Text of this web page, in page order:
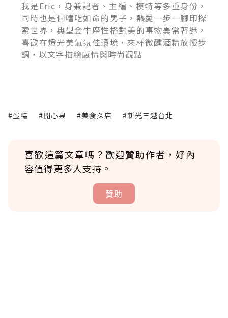
我是Eric，身兼記者、主編、模特等多重身份，
同時也是個嗜吃如命的男子，熱愛一步一腳印探
索世界，典型金牛座性格對美的事物異常著迷，
喜歡在燈光美氣氛佳環境，來杯微醺酒精放慢步
調，以文字描繪感情與時尚觀點
#蛋糕 #開心果 #美食探店 #新光三越台北
喜歡這篇文章嗎？歡迎贊助作者，好內
容值得更多人支持。
贊助